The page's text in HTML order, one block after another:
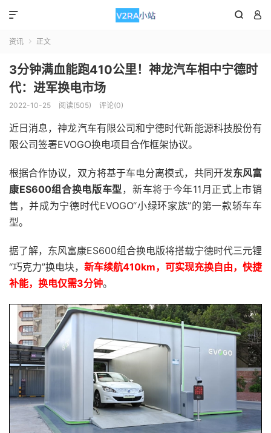
 

资讯  正文
3分钟满血能跑410公里！神龙汽车相中宁德时
代：进军换电市场
2022-10-25 阅读(505) 评论(0)
近日消息，神龙汽车有限公司和宁德时代新能源科技股份有
限公司签署EVOGO换电项目合作框架协议。
根据合作协议，双方将基于车电分离模式，共同开发东风富
康ES600组合换电版车型，新车将于今年11月正式上市销
售，并成为宁德时代EVOGO“小绿环家族”的第一款轿车车
型。
据了解，东风富康ES600组合换电版将搭载宁德时代三元锂
“巧克力”换电块， 新车续航410km，可实现充换自由，快捷
补能，换电仅需3分钟。